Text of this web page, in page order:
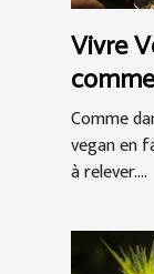
Vivre
Comme
vegan en
à relever....